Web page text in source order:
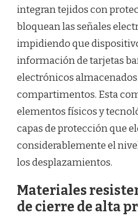
integran tejidos con
bloquean las señales
impidiendo que
información de tarjetas
electrónicos almacenados
compartimentos. Esta
elementos físicos y
capas de protección que
considerablemente el
los desplazamientos.
Materiales
de cierre de alta